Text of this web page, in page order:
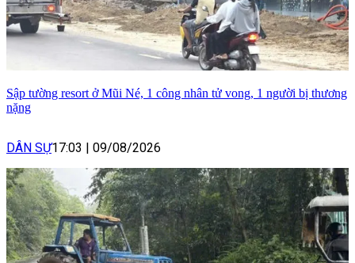
Sập tường resort ở Mũi Né, 1 công nhân tử vong, 1 người bị thương
nặng
DÂN SỰ17:03 09/08/2026